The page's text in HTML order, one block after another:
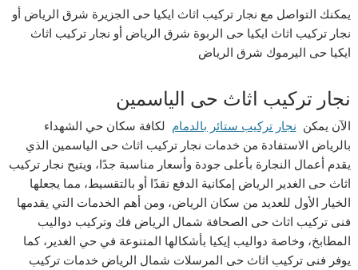
يمكنك التواصل مع نجار تركيب اثاث ايكيا حى الجزيرة شرق الرياض أو
نجار تركيب اثاث ايكيا حى الربوة شرق الرياض أو نجار تركيب اثاث
ايكيا حى اليرموك شرق الرياض
نجار تركيب اثاث حى الياسمين
الآن يمكن نجار تركيب ستائر بالدمام لكافة سكان حي الشهداء
بالرياض الاستفادة من خدمات نجار تركيب اثاث حى الياسمين الذي
يقدم أعمال النجارة بأعلى جودة وأسعار مناسبة جدًا، ويتيح نجار تركيب
اثاث حى الغدير الرياض إمكانية الدفع نقدًا أو بالتقسيط، مما يجعلها
الخيار الأول للعديد من سكان الرياض، ومن أهم الخدمات التي يقدمها
فنى تركيب اثاث حى الصحافة شمال الرياض فك وتركيب دواليب
المطابخ، وخاصة دواليب إيكيا بأشكالها المتنوعة في حي الغدير، كما
يوفر فنى تركيب اثاث حى المرسلات شمال الرياض خدمات تركيب